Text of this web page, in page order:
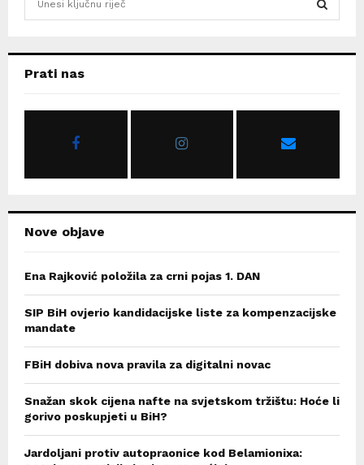
hPrati nas
Nove objave
Ena Rajković položila za crni pojas 1. DAN
SIP BiH ovjerio kandidacijske liste za kompenzacijske
mandate
FBiH dobiva nova pravila za digitalni novac
Snažan skok cijena nafte na svjetskom tržištu: Hoće li
gorivo poskupjeti u BiH?
Jardoljani protiv autopraonice kod Belamionixa: